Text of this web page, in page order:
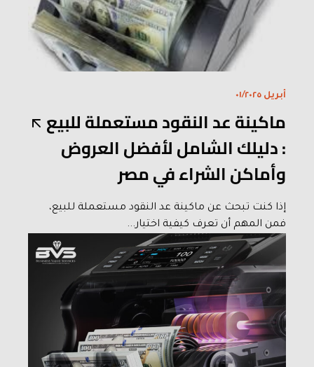
أبريل ٠١/٢٠٢٥
ماكينة عد النقود مستعملة للبيع
: دليلك الشامل لأفضل العروض
وأماكن الشراء في مصر
إذا كنت تبحث عن ماكينة عد النقود مستعملة للبيع،
فمن المهم أن تعرف كيفية اختيار...